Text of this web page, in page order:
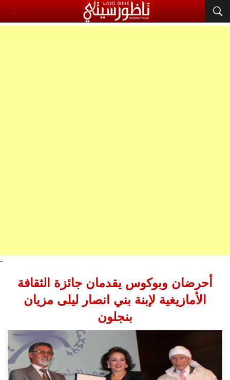
-
أحرضان وبوكوس يقدمان جائزة الثقافة
الأمازيغية لإبنة بني انصار ليلى مزيان
بنجلون